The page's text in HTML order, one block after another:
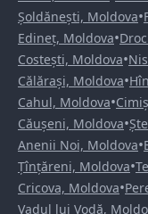
Șoldănești, Moldova•
Edineț, Moldova•
Costești, Moldova•
Călărași, Moldova•
Cahul, Moldova•
Căușeni, Moldova•
Anenii Noi, Moldova•
Țînțăreni, Moldova•
Cricova, Moldova•
Vadul lui Vodă,